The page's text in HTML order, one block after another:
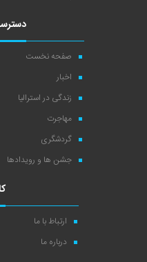
صفحه نخست
اخبار
زندگی در استرالیا
مهاجرت
گردشگری
جشن ها و رویدادها
ارتباط با ما
درباره ما